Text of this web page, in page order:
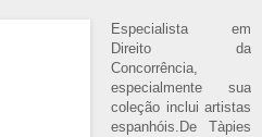
Especialista em
Direito da
Concorrência,
especialmente sua
coleção inclui artistas
espanhóis.De Tàpies